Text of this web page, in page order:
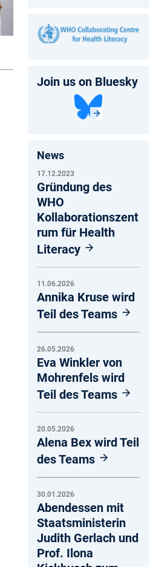
Join us on Bluesky
News
17.12.2023
Gründung des
WHO
Kollaborationszent
rum für Health
Literacy
11.06.2026
Annika Kruse wird
Teil des Teams
26.05.2026
Eva Winkler von
Mohrenfels wird
Teil des Teams
20.05.2026
Alena Bex wird Teil
des Teams
30.01.2026
Abendessen mit
Staatsministerin
Judith Gerlach und
Prof. Ilona